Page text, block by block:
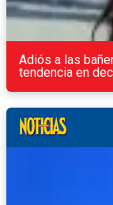
Adiós a las
tendencia en